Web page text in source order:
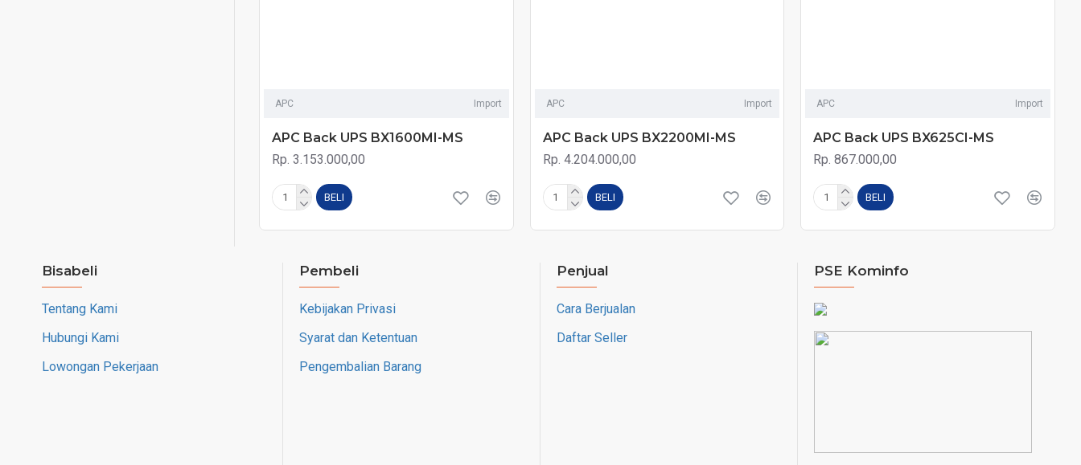
APC Import
APC Back UPS BX1600MI-MS
Rp. 3.153.000,00
BELI
APC Import
APC Back UPS BX2200MI-MS
Rp. 4.204.000,00
BELI
APC Import
APC Back UPS BX625CI-MS
Rp. 867.000,00
BELI
Bisabeli
Tentang Kami
Hubungi Kami
Lowongan Pekerjaan
Pembeli
Kebijakan Privasi
Syarat dan Ketentuan
Pengembalian Barang
Penjual
Cara Berjualan
Daftar Seller
PSE Kominfo